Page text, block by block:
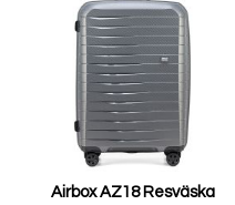
Airbox AZ18 Resväska